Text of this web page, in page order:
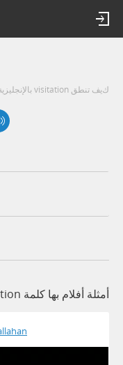
كيف تنطق visitation بالإنجليزية
أمثلة أفلام بها كلمة Visitation